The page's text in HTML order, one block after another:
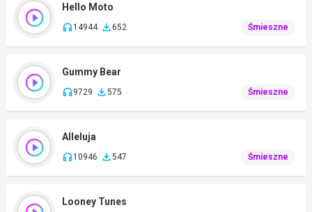
Hello Moto
14944 652 Śmieszne
Gummy Bear
9729 575 Śmieszne
Alleluja
10946 547 Śmieszne
Looney Tunes